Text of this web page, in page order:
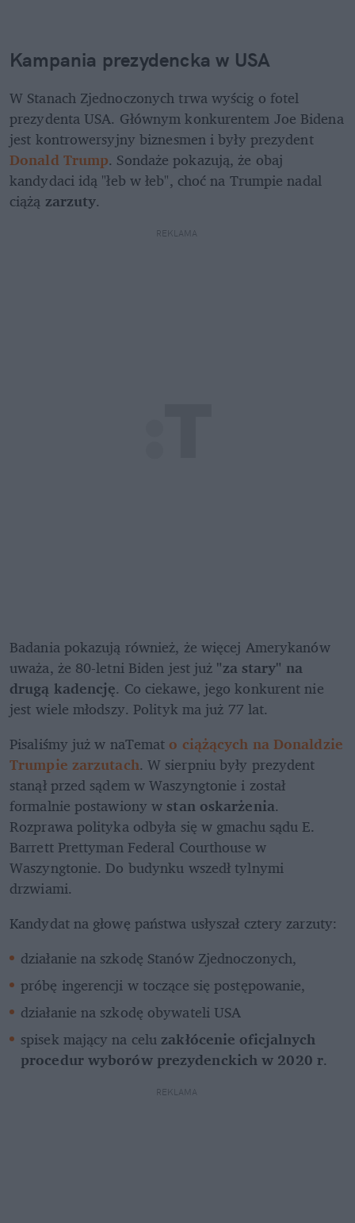
Kampania prezydencka w USA
W Stanach Zjednoczonych trwa wyścig o fotel
prezydenta USA. Głównym konkurentem Joe Bidena
jest kontrowersyjny biznesmen i były prezydent
Donald Trump. Sondaże pokazują, że obaj
kandydaci idą "łeb w łeb", choć na Trumpie nadal
ciążą zarzuty.
REKLAMA
Badania pokazują również, że więcej Amerykanów
uważa, że 80-letni ​​Biden jest już "za stary" na
drugą kadencję. Co ciekawe, jego konkurent nie
jest wiele młodszy. Polityk ma już 77 lat.
Pisaliśmy już w naTemat o ciążących na Donaldzie
Trumpie zarzutach. W sierpniu były prezydent
stanął przed sądem w Waszyngtonie i został
formalnie postawiony w stan oskarżenia.
Rozprawa polityka odbyła się w gmachu sądu E.
Barrett Prettyman Federal Courthouse w
Waszyngtonie. Do budynku wszedł tylnymi
drzwiami.
Kandydat na głowę państwa usłyszał cztery zarzuty:
działanie na szkodę Stanów Zjednoczonych,
próbę ingerencji w toczące się postępowanie,
działanie na szkodę obywateli USA
spisek mający na celu zakłócenie oficjalnych
procedur wyborów prezydenckich w 2020 r.
REKLAMA